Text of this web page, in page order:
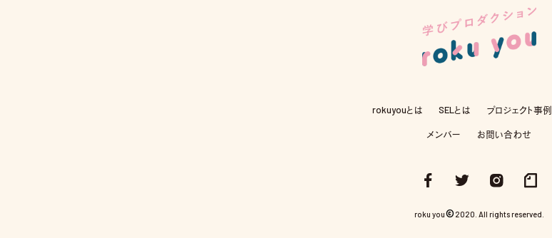
rokuyouとは SELとは プロジェクト事例
メンバー お問い合わせ
roku you© 2020. All rights reserved.